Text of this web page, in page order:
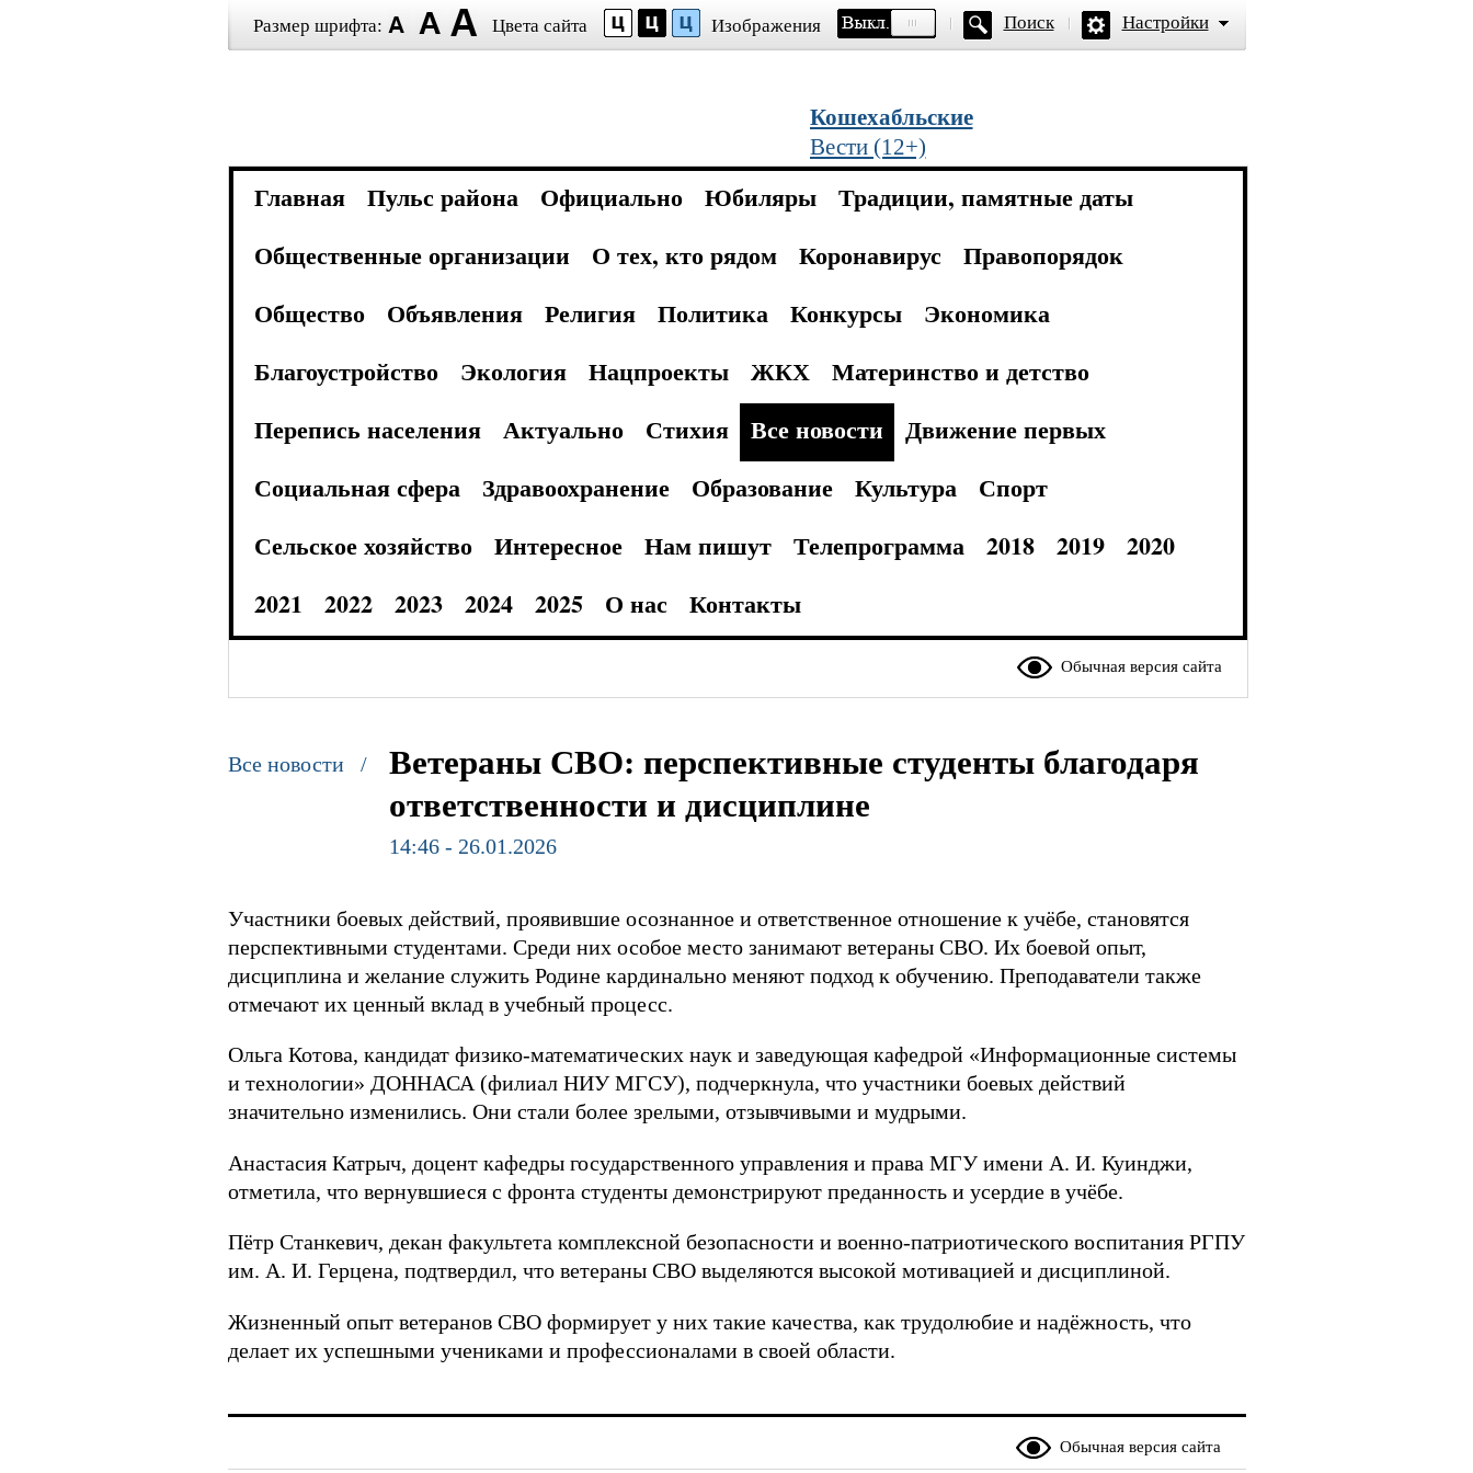
Размер шрифта: Цвета сайта Изображения Поиск Настройки
Кошехабльские
Вести (12+)
Главная Пульс района Официально Юбиляры
Традиции, памятные даты
Общественные организации
О тех, кто рядом Коронавирус
Правопорядок
Общество
Объявления Религия Политика Конкурсы
Экономика
Благоустройство
Экология Нацпроекты ЖКХ
Материнство и детство
Перепись населения
Актуально Стихия Все новости
Движение первых
Социальная сфера
Здравоохранение Образование Культура
Спорт
Сельское хозяйство
Интересное Нам пишут Телепрограмма 2018 2019
2020
2021
2022 2023 2024 2025 О нас Контакты
Обычная версия сайта
Все новости /
Ветераны СВО: перспективные студенты благодаря
ответственности и дисциплине
14:46 - 26.01.2026
Участники боевых действий, проявившие осознанное и ответственное отношение к учёбе, становятся
перспективными студентами. Среди них особое место занимают ветераны СВО. Их боевой опыт,
дисциплина и желание служить Родине кардинально меняют подход к обучению. Преподаватели также
отмечают их ценный вклад в учебный процесс.
Ольга Котова, кандидат физико-математических наук и заведующая кафедрой «Информационные системы
и технологии» ДОННАСА (филиал НИУ МГСУ), подчеркнула, что участники боевых действий
значительно изменились. Они стали более зрелыми, отзывчивыми и мудрыми.
Анастасия Катрыч, доцент кафедры государственного управления и права МГУ имени А. И. Куинджи,
отметила, что вернувшиеся с фронта студенты демонстрируют преданность и усердие в учёбе.
Пётр Станкевич, декан факультета комплексной безопасности и военно-патриотического воспитания РГПУ
им. А. И. Герцена, подтвердил, что ветераны СВО выделяются высокой мотивацией и дисциплиной.
Жизненный опыт ветеранов СВО формирует у них такие качества, как трудолюбие и надёжность, что
делает их успешными учениками и профессионалами в своей области.
Обычная версия сайта